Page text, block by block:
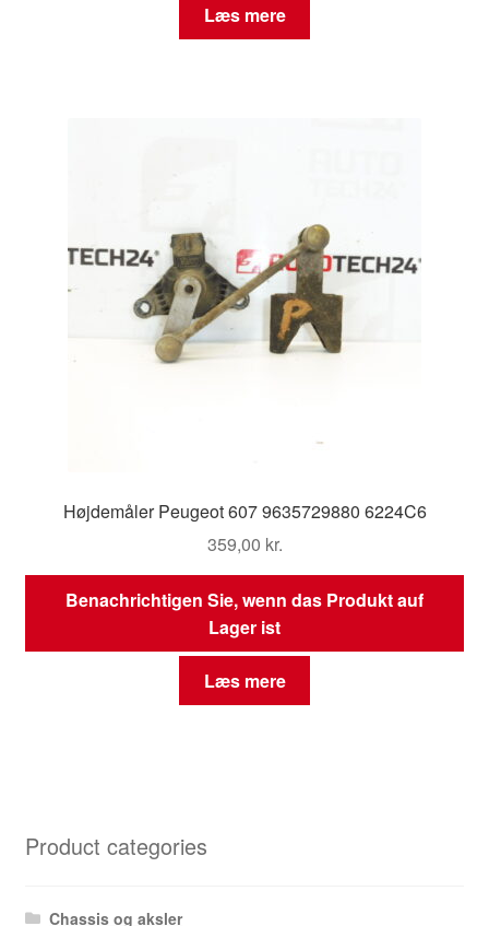
Læs mere
Højdemåler Peugeot 607 9635729880 6224C6
359,00 kr.
Benachrichtigen Sie, wenn das Produkt auf
Lager ist
Læs mere
Product categories
Chassis og aksler